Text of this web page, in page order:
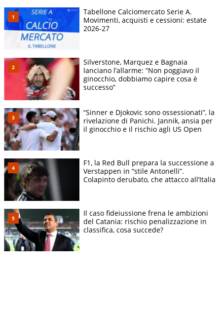
Tabellone Calciomercato Serie A.
Movimenti, acquisti e cessioni: estate
2026-27
Silverstone, Marquez e Bagnaia
lanciano l’allarme: “Non poggiavo il
ginocchio, dobbiamo capire cosa è
successo”
“Sinner e Djokovic sono ossessionati”, la
rivelazione di Panichi. Jannik, ansia per
il ginocchio e il rischio agli US Open
F1, la Red Bull prepara la successione a
Verstappen in “stile Antonelli”.
Colapinto derubato, che attacco all’Italia
Il caso fideiussione frena le ambizioni
del Catania: rischio penalizzazione in
classifica, cosa succede?